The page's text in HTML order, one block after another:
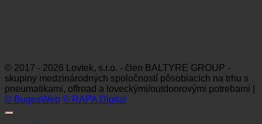
© 2017 - 2026 Lovtek, s.r.o. - člen BALTYRE GROUP -
skupiny medzinárodných spoločností pôsobiacich na trhu s
pneumatikami, offroad a loveckými/outdoorovými potrebami |
© BugesWeb © RAPA Digital